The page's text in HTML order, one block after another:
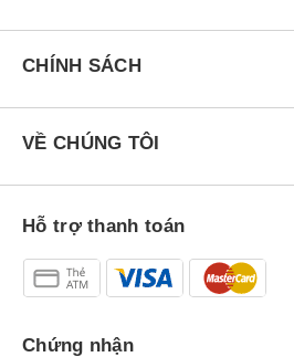
CHÍNH SÁCH
VỀ CHÚNG TÔI
Hỗ trợ thanh toán
Chứng nhận